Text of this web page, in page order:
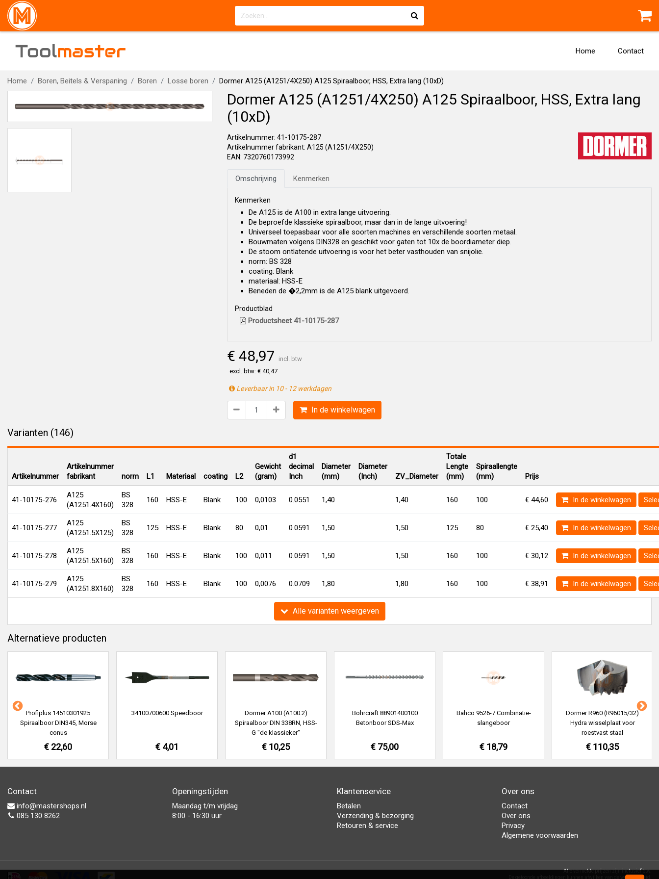
Toolmaster Home Contact
Home Boren, Beitels & Verspaning Boren Losse boren Dormer A125 (A1251/4X250) A125 Spiraalboor, HSS, Extra lang (10xD)
Dormer A125 (A1251/4X250) A125 Spiraalboor, HSS, Extra lang
(10xD)
Artikelnummer: 41-10175-287
Artikelnummer fabrikant: A125 (A1251/4X250)
EAN: 7320760173992
Omschrijving Kenmerken
Kenmerken
De A125 is de A100 in extra lange uitvoering.
De beproefde klassieke spiraalboor, maar dan in de lange uitvoering!
Universeel toepasbaar voor alle soorten machines en verschillende soorten metaal.
Bouwmaten volgens DIN328 en geschikt voor gaten tot 10x de boordiameter diep.
De stoom ontlatende uitvoering is voor het beter vasthouden van snijolie.
norm: BS 328
coating: Blank
materiaal: HSS-E
Beneden de �2,2mm is de A125 blank uitgevoerd.
Productblad
Productsheet 41-10175-287
€ 48,97
incl. btw
excl. btw: € 40,47
Leverbaar in 10 - 12 werkdagen
In de winkelwagen
Varianten (146)
Artikelnummer
Artikelnummer
fabrikant
norm L1 Materiaal coating L2
Gewicht
(gram)
d1
decimal
Inch
Diameter
(mm)
Diameter
(Inch)
ZV_Diameter
Totale
Lengte
(mm)
Spiraallengte
(mm)
Prijs
41-10175-276
A125
(A1251.4X160)
BS
328
160 HSS-E Blank 100 0,0103 0.0551 1,40 1,40 160 100 € 44,60 In de winkelwagen
41-10175-277
A125
(A1251.5X125)
BS
328
125 HSS-E Blank 80 0,01 0.0591 1,50 1,50 125 80 € 25,40 In de winkelwagen
41-10175-278
A125
(A1251.5X160)
BS
328
160 HSS-E Blank 100 0,011 0.0591 1,50 1,50 160 100 € 30,12 In de winkelwagen
41-10175-279
A125
(A1251.8X160)
BS
328
160 HSS-E Blank 100 0,0076 0.0709 1,80 1,80 160 100 € 38,91 In de winkelwagen
Alle varianten weergeven
Alternatieve producten
Profiplus 14510301925
Spiraalboor DIN345, Morse
conus
€ 22,60
34100700600 Speedboor
€ 4,01
Dormer A100 (A100.2)
Spiraalboor DIN 338RN, HSS-
G "de klassieker"
€ 10,25
Bohrcraft 88901400100
Betonboor SDS-Max
€ 75,00
Bahco 9526-7 Combinatie-
slangeboor
€ 18,79
Dormer R960 (R96015/32)
Hydra wisselplaat voor
roestvast staal
€ 110,35
Contact
info@mastershops.nl
085 130 8262
Openingstijden
Maandag t/m vrijdag
8:00 - 16:30 uur
Klantenservice
Betalen
Verzending & bezorging
Retouren & service
Over ons
Contact
Over ons
Privacy
Algemene voorwaarden
Alle vermelde prijzen zijn inclusief btw.
De getoonde afbeeldingen kunnen afwijken van de werkelijkheid.